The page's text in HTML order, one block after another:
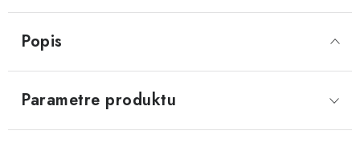
Popis
Parametre produktu